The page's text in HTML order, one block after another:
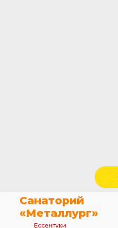
Санаторий
«Металлург»
Ессентуки